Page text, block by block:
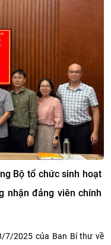
luật Việt Nam 2026
cần tập trung cao độ
động 100 ngày, tập
đổi số
Bộ tổ chức sinh hoạt
nhận đảng viên chính
7/2025 của Ban Bí thư về